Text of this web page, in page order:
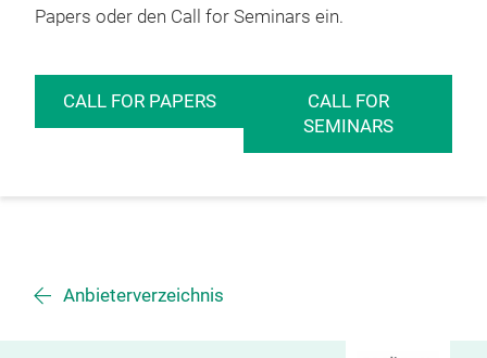
Papers oder den Call for Seminars ein.
CALL FOR PAPERS
CALL FOR
SEMINARS
Anbieterverzeichnis